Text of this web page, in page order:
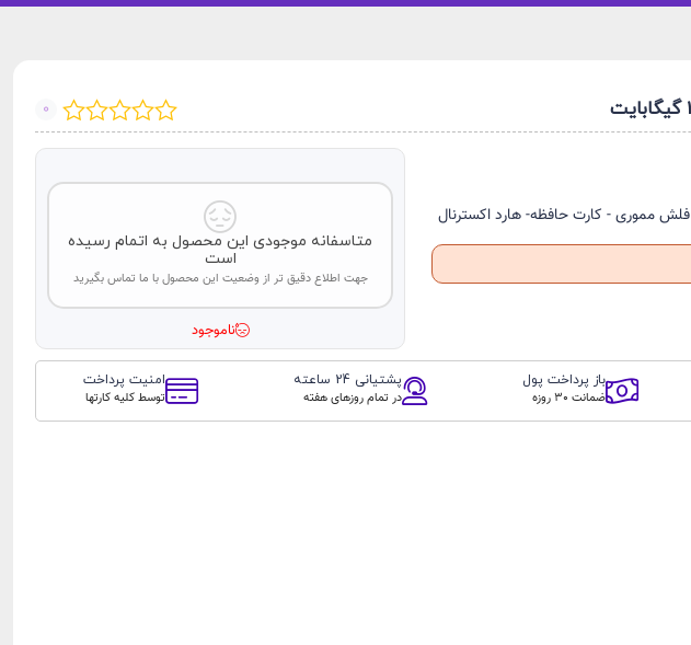
0
فلش مموری - کارت حافظه- هارد اکسترنال
متاسفانه موجودی این محصول به اتمام رسیده
است
جهت اطلاع دقیق تر از وضعیت این محصول با ما تماس بگیرید
ناموجود
باز پرداخت پول
ضمانت 30 روزه
پشتیانی 24 ساعته
در تمام روزهای هفته
امنیت پرداخت
توسط کلیه کارتها